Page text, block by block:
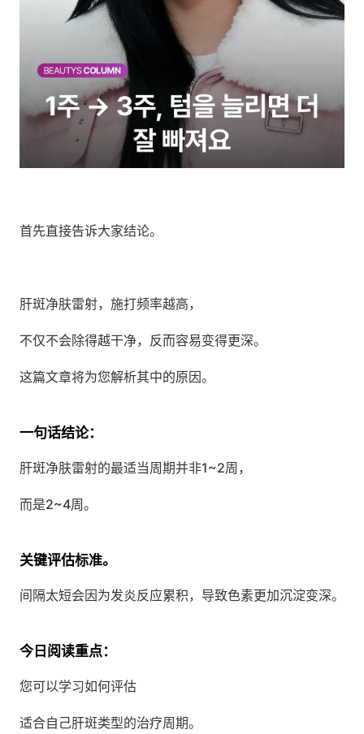
首先直接告诉大家结论。
肝斑净肤雷射，施打频率越高，
不仅不会除得越干净，反而容易变得更深。
这篇文章将为您解析其中的原因。
一句话结论：
肝斑净肤雷射的最适当周期并非1~2周，
而是2~4周。
关键评估标准。
间隔太短会因为发炎反应累积，导致色素更加沉淀变深。
今日阅读重点：
您可以学习如何评估
适合自己肝斑类型的治疗周期。